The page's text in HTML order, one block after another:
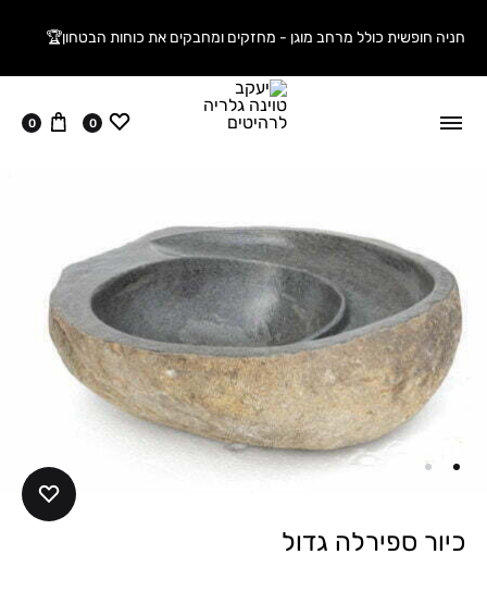
חניה חופשית כולל מרחב מוגן - מחזקים ומחבקים את כוחות הבטחון🏆
ווישליסט
0 עגלה
0
כיור ספירלה גדול